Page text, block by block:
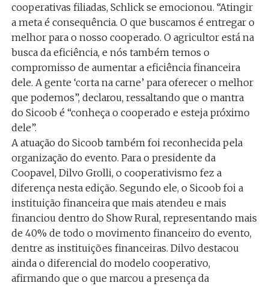
cooperativas filiadas, Schlick se emocionou. “Atingir
a meta é consequência. O que buscamos é entregar o
melhor para o nosso cooperado. O agricultor está na
busca da eficiência, e nós também temos o
compromisso de aumentar a eficiência financeira
dele. A gente ‘corta na carne’ para oferecer o melhor
que podemos”, declarou, ressaltando que o mantra
do Sicoob é “conheça o cooperado e esteja próximo
dele”.
A atuação do Sicoob também foi reconhecida pela
organização do evento. Para o presidente da
Coopavel, Dilvo Grolli, o cooperativismo fez a
diferença nesta edição. Segundo ele, o Sicoob foi a
instituição financeira que mais atendeu e mais
financiou dentro do Show Rural, representando mais
de 40% de todo o movimento financeiro do evento,
dentre as instituições financeiras. Dilvo destacou
ainda o diferencial do modelo cooperativo,
afirmando que o que marcou a presença da